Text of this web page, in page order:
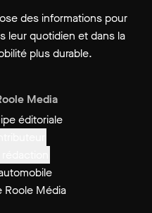
des informations pour
leur quotidien et dans la
plus durable.
Media
éditoriale
Roole Média